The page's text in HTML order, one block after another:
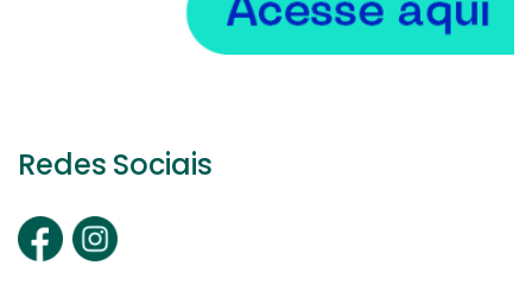
Redes Sociais